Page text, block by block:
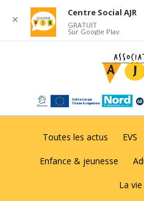
Toutes les actus EVS
Enfance & jeunesse
La
✕
Centre Social AJR
GRATUIT
Sur Google Play